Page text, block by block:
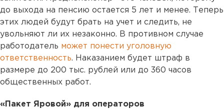
до выхода на пенсию остается 5 лет и менее. Теперь
этих людей будут брать на учет и следить, не
увольняют ли их незаконно. В противном случае
работодатель может понести уголовную
ответственность. Наказанием будет штраф в
размере до 200 тыс. рублей или до 360 часов
общественных работ.
«Пакет Яровой» для операторов